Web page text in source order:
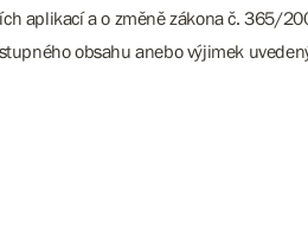
aplikací a o změně zákona č. 365/
obsahu anebo výjimek